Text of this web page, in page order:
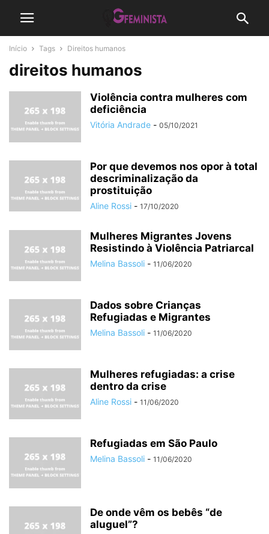
Início Tags Direitos humanos
direitos humanos
Violência contra mulheres com
deficiência
Vitória Andrade - 05/10/2021
Por que devemos nos opor à total
descriminalização da
prostituição
Aline Rossi - 17/10/2020
Mulheres Migrantes Jovens
Resistindo à Violência Patriarcal
Melina Bassoli - 11/06/2020
Dados sobre Crianças
Refugiadas e Migrantes
Melina Bassoli - 11/06/2020
Mulheres refugiadas: a crise
dentro da crise
Aline Rossi - 11/06/2020
Refugiadas em São Paulo
Melina Bassoli - 11/06/2020
De onde vêm os bebês “de
aluguel”?